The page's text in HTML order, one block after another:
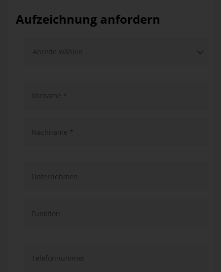
Aufzeichnung anfordern
Vorname *
Nachname *
Unternehmen
Funktion
Telefonnummer